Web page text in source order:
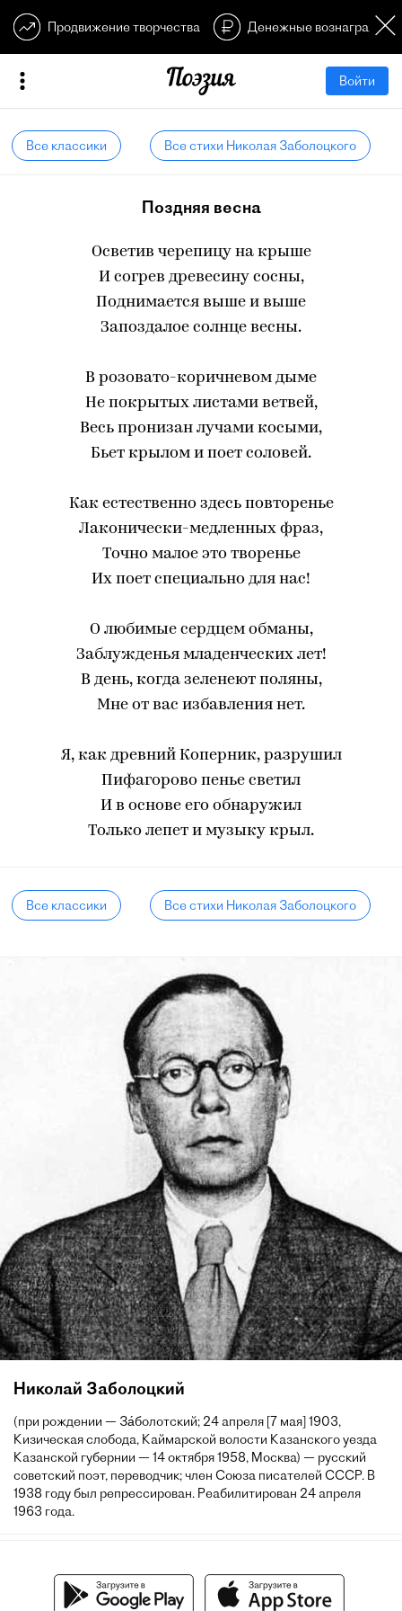
Продвижение творчества Денежные
Войти
Все классики Все стихи Николая Заболоцкого
Поздняя весна
Осветив черепицу на крыше
И согрев древесину сосны,
Поднимается выше и выше
Запоздалое солнце весны.
В розовато-коричневом дыме
Не покрытых листами ветвей,
Весь пронизан лучами косыми,
Бьет крылом и поет соловей.
Как естественно здесь повторенье
Лаконически-медленных фраз,
Точно малое это творенье
Их поет специально для нас!
О любимые сердцем обманы,
Заблужденья младенческих лет!
В день, когда зеленеют поляны,
Мне от вас избавления нет.
Я, как древний Коперник, разрушил
Пифагорово пенье светил
И в основе его обнаружил
Только лепет и музыку крыл.
Все классики Все стихи Николая Заболоцкого
Николай Заболоцкий
(при рождении — За́болотский; 24 апреля [7 мая] 1903,
Кизическая слобода, Каймарской волости Казанского уезда
Казанской губернии — 14 октября 1958, Москва) — русский
советский поэт, переводчик; член Союза писателей СССР. В
1938 году был репрессирован. Реабилитирован 24 апреля
1963 года.